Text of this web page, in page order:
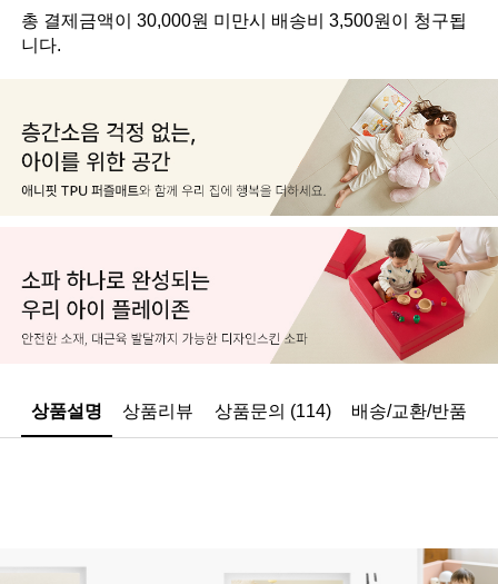
총 결제금액이 30,000원 미만시 배송비 3,500원이 청구됩
니다.
상품설명 상품리뷰 상품문의 (114) 배송/교환/반품